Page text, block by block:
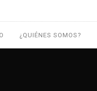
¿QUIÉNES SOMOS?